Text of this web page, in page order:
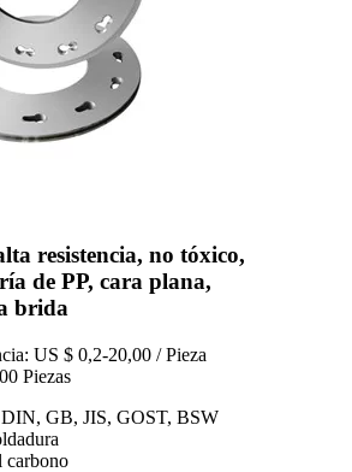
resistencia, no tóxico,
de PP, cara plana,
brida
US $ 0,2-20,00 / Pieza
Piezas
GB, JIS, GOST, BSW
carbono